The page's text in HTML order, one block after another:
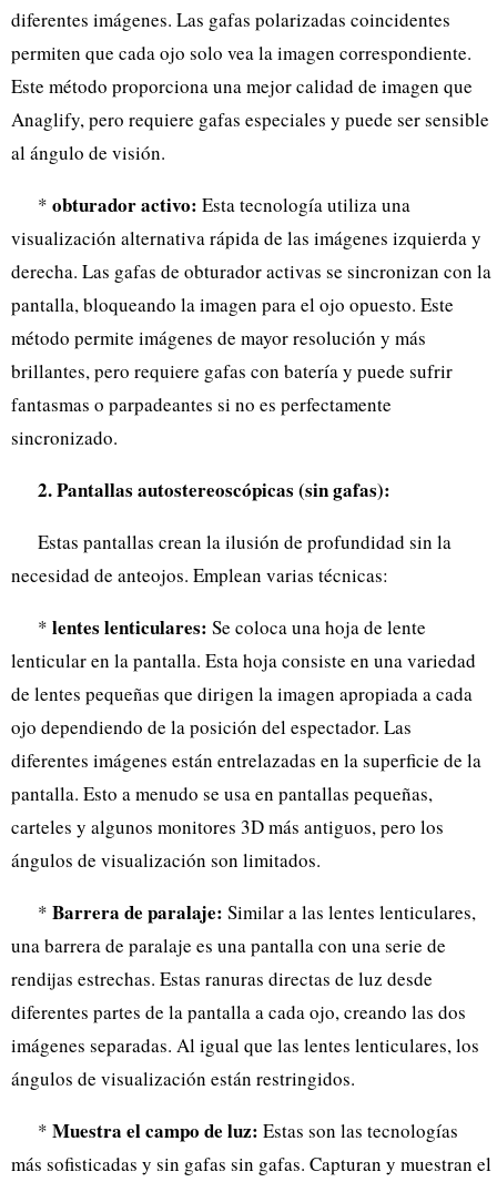
diferentes imágenes. Las gafas polarizadas coincidentes
permiten que cada ojo solo vea la imagen correspondiente.
Este método proporciona una mejor calidad de imagen que
Anaglify, pero requiere gafas especiales y puede ser sensible
al ángulo de visión.
* obturador activo: Esta tecnología utiliza una
visualización alternativa rápida de las imágenes izquierda y
derecha. Las gafas de obturador activas se sincronizan con la
pantalla, bloqueando la imagen para el ojo opuesto. Este
método permite imágenes de mayor resolución y más
brillantes, pero requiere gafas con batería y puede sufrir
fantasmas o parpadeantes si no es perfectamente
sincronizado.
2. Pantallas autostereoscópicas (sin gafas):
Estas pantallas crean la ilusión de profundidad sin la
necesidad de anteojos. Emplean varias técnicas:
* lentes lenticulares: Se coloca una hoja de lente
lenticular en la pantalla. Esta hoja consiste en una variedad
de lentes pequeñas que dirigen la imagen apropiada a cada
ojo dependiendo de la posición del espectador. Las
diferentes imágenes están entrelazadas en la superficie de la
pantalla. Esto a menudo se usa en pantallas pequeñas,
carteles y algunos monitores 3D más antiguos, pero los
ángulos de visualización son limitados.
* Barrera de paralaje: Similar a las lentes lenticulares,
una barrera de paralaje es una pantalla con una serie de
rendijas estrechas. Estas ranuras directas de luz desde
diferentes partes de la pantalla a cada ojo, creando las dos
imágenes separadas. Al igual que las lentes lenticulares, los
ángulos de visualización están restringidos.
* Muestra el campo de luz: Estas son las tecnologías
más sofisticadas y sin gafas sin gafas. Capturan y muestran el